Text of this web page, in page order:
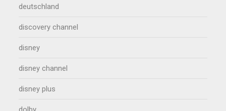
deutschland
discovery channel
disney
disney channel
disney plus